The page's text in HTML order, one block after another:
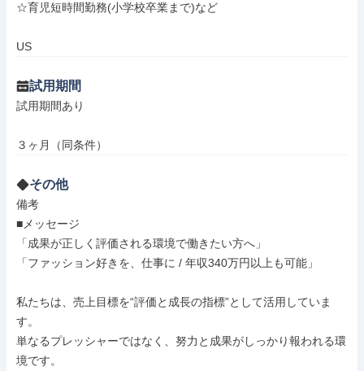
☆育児短時間勤務(小学校卒業まで)など
US
試用期間
試用期間あり
３ヶ月（同条件）
その他
備考
■メッセージ
「成果が正しく評価される環境で働きたい方へ」
「ファッション好きを、仕事に / 年収340万円以上も可能」
私たちは、売上目標を“評価と成長の指標”として活用していま
す。
単なるプレッシャーではなく、努力と成果がしっかり報われる環
境です。